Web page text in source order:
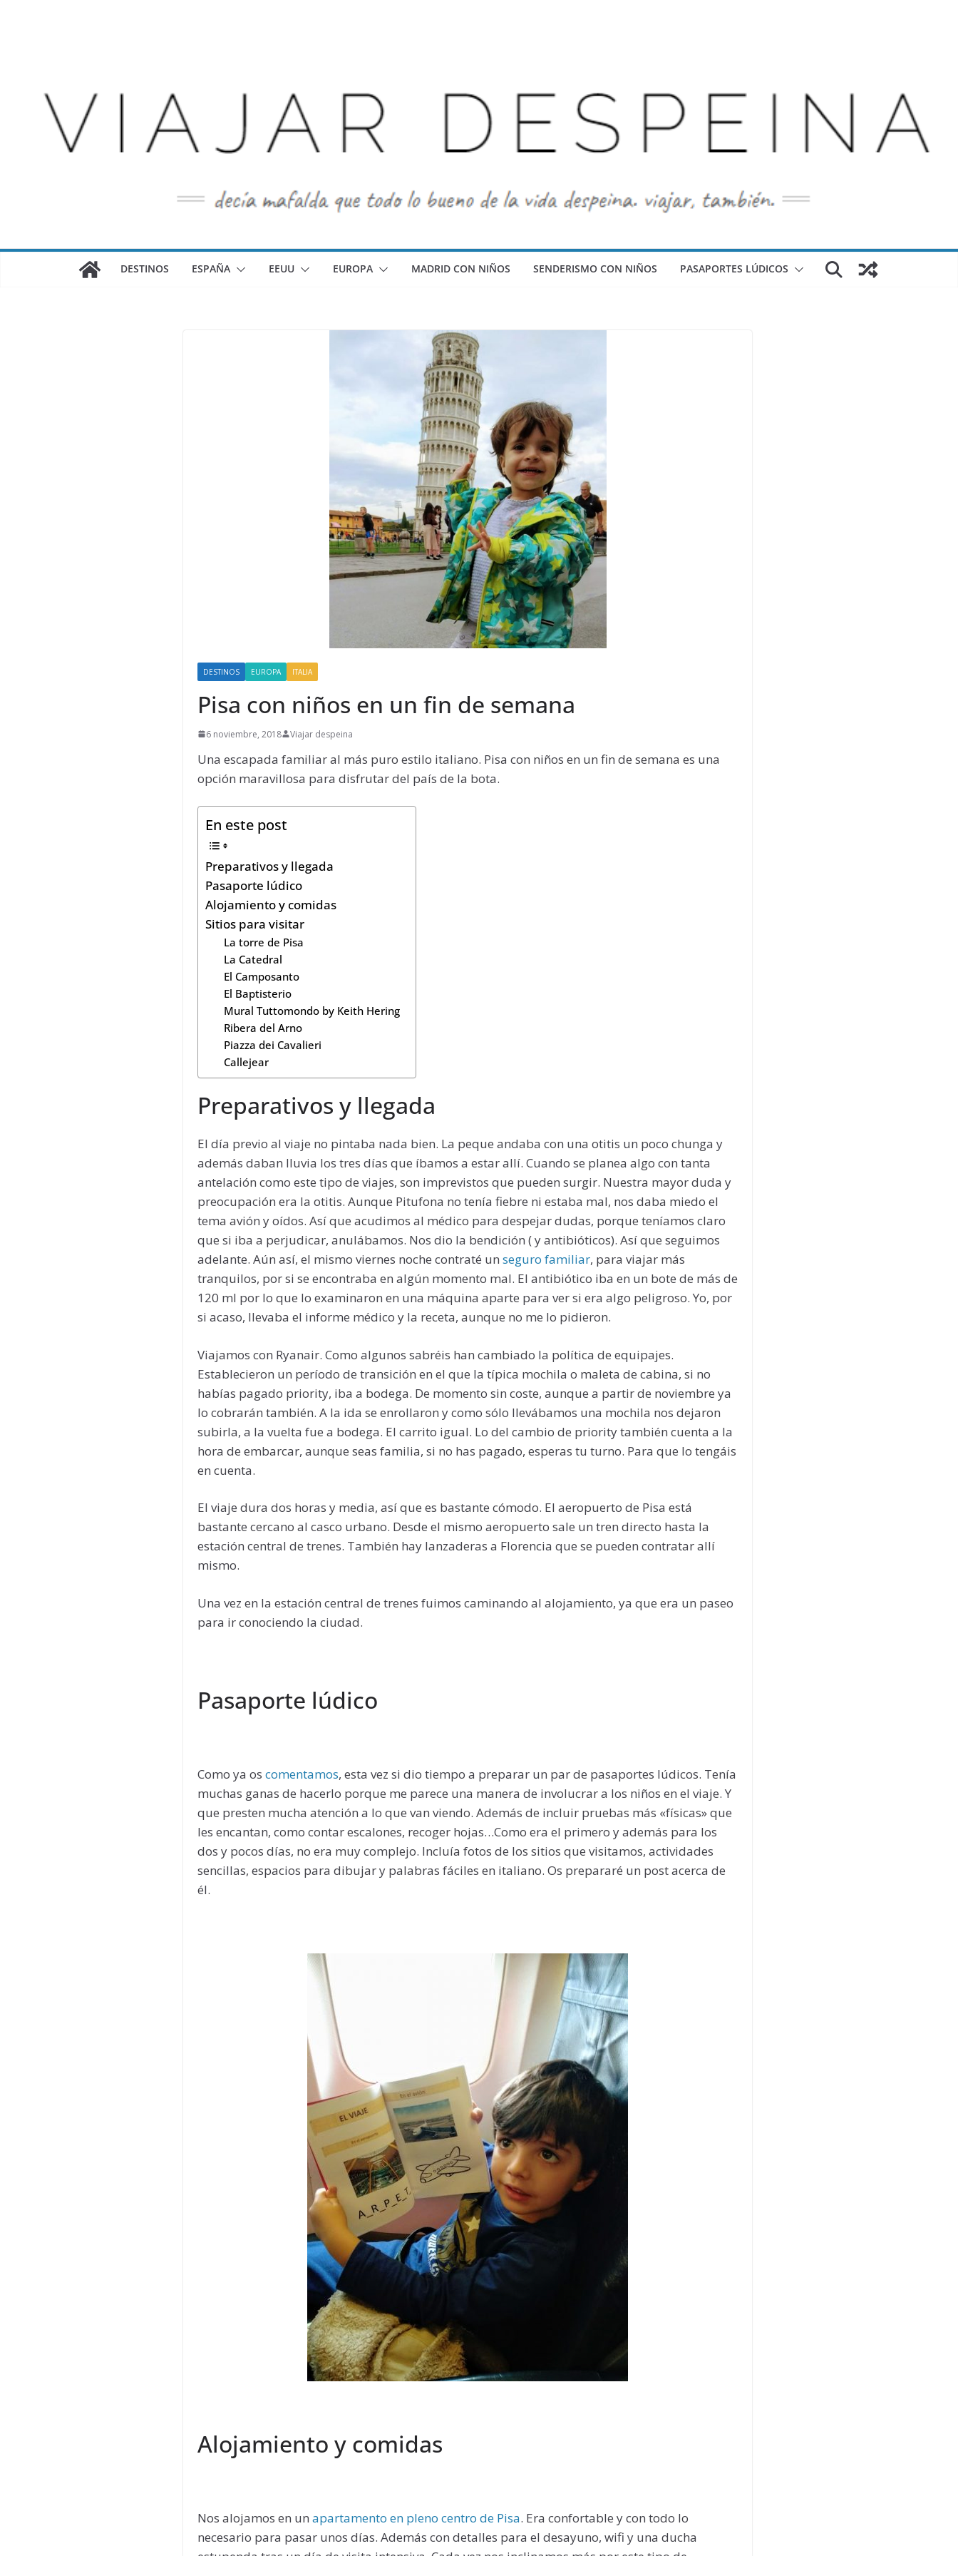
DESTINOS ESPAÑA EEUU EUROPA MADRID CON NIÑOS SENDERISMO CON NIÑOS PASAPORTES LÚDICOS
DESTINOS EUROPA ITALIA
Pisa con niños en un fin de semana
6 noviembre, 2018 Viajar despeina
Una escapada familiar al más puro estilo italiano. Pisa con niños en un fin de semana es una
opción maravillosa para disfrutar del país de la bota.
En este post
Preparativos y llegada
Pasaporte lúdico
Alojamiento y comidas
Sitios para visitar
La torre de Pisa
La Catedral
El Camposanto
El Baptisterio
Mural Tuttomondo by Keith Hering
Ribera del Arno
Piazza dei Cavalieri
Callejear
Preparativos y llegada
El día previo al viaje no pintaba nada bien. La peque andaba con una otitis un poco chunga y
además daban lluvia los tres días que íbamos a estar allí. Cuando se planea algo con tanta
antelación como este tipo de viajes, son imprevistos que pueden surgir. Nuestra mayor duda y
preocupación era la otitis. Aunque Pitufona no tenía fiebre ni estaba mal, nos daba miedo el
tema avión y oídos. Así que acudimos al médico para despejar dudas, porque teníamos claro
que si iba a perjudicar, anulábamos. Nos dio la bendición ( y antibióticos). Así que seguimos
adelante. Aún así, el mismo viernes noche contraté unseguro familiar, para viajar más
tranquilos, por si se encontraba en algún momento mal. El antibiótico iba en un bote de más de
120 ml por lo que lo examinaron en una máquina aparte para ver si era algo peligroso. Yo, por
si acaso, llevaba el informe médico y la receta, aunque no me lo pidieron.
Viajamos con Ryanair. Como algunos sabréis han cambiado la política de equipajes.
Establecieron un período de transición en el que la típica mochila o maleta de cabina, si no
habías pagado priority, iba a bodega. De momento sin coste, aunque a partir de noviembre ya
lo cobrarán también. A la ida se enrollaron y como sólo llevábamos una mochila nos dejaron
subirla, a la vuelta fue a bodega. El carrito igual. Lo del cambio de priority también cuenta a la
hora de embarcar, aunque seas familia, si no has pagado, esperas tu turno. Para que lo tengáis
en cuenta.
El viaje dura dos horas y media, así que es bastante cómodo. El aeropuerto de Pisa está
bastante cercano al casco urbano. Desde el mismo aeropuerto sale un tren directo hasta la
estación central de trenes. También hay lanzaderas a Florencia que se pueden contratar allí
mismo.
Una vez en la estación central de trenes fuimos caminando al alojamiento, ya que era un paseo
para ir conociendo la ciudad.
Pasaporte lúdico
Como ya oscomentamos, esta vez si dio tiempo a preparar un par de pasaportes lúdicos. Tenía
muchas ganas de hacerlo porque me parece una manera de involucrar a los niños en el viaje. Y
que presten mucha atención a lo que van viendo. Además de incluir pruebas más «físicas» que
les encantan, como contar escalones, recoger hojas…Como era el primero y además para los
dos y pocos días, no era muy complejo. Incluía fotos de los sitios que visitamos, actividades
sencillas, espacios para dibujar y palabras fáciles en italiano. Os prepararé un post acerca de
él.
Alojamiento y comidas
Nos alojamos en unapartamento en pleno centro de Pisa. Era confortable y con todo lo
necesario para pasar unos días. Además con detalles para el desayuno, wifi y una ducha